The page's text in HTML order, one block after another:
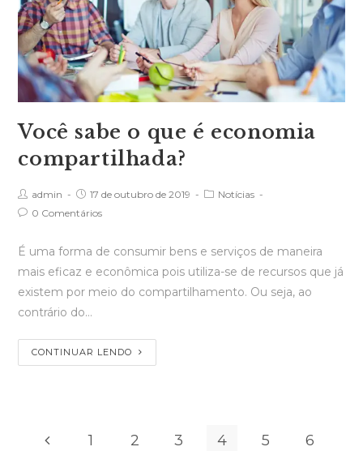
Você sabe o que é economia
compartilhada?
admin 17 de outubro de 2019
Notícias
0 Comentários
É uma forma de consumir bens e serviços de maneira
mais eficaz e econômica pois utiliza-se de recursos que já
existem por meio do compartilhamento. Ou seja, ao
contrário do…
CONTINUAR LENDO
1 2 3 4 5 6